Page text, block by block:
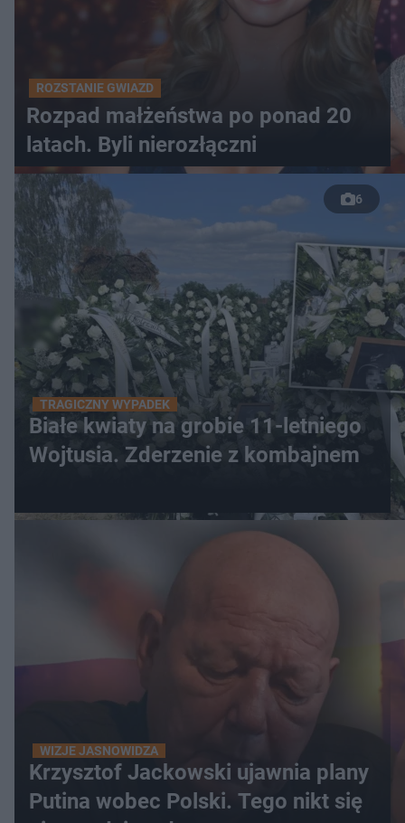
ROZSTANIE GWIAZD
Rozpad małżeństwa po ponad 20
latach. Byli nierozłączni
6
TRAGICZNY WYPADEK
Białe kwiaty na grobie 11-letniego
Wojtusia. Zderzenie z kombajnem
WIZJE JASNOWIDZA
Krzysztof Jackowski ujawnia plany
Putina wobec Polski. Tego nikt się